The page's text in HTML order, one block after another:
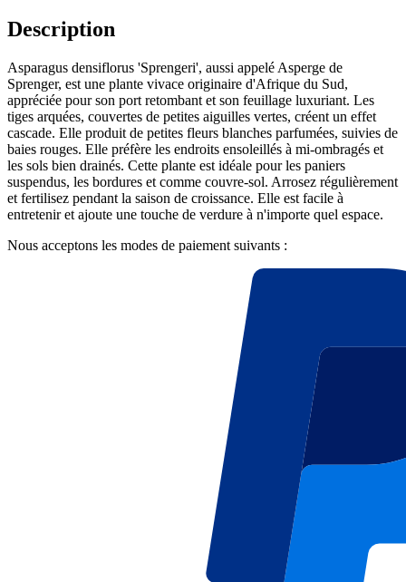
Description
Asparagus densiflorus 'Sprengeri', aussi appelé Asperge de
Sprenger, est une plante vivace originaire d'Afrique du Sud,
appréciée pour son port retombant et son feuillage luxuriant. Les
tiges arquées, couvertes de petites aiguilles vertes, créent un effet
cascade. Elle produit de petites fleurs blanches parfumées, suivies de
baies rouges. Elle préfère les endroits ensoleillés à mi-ombragés et
les sols bien drainés. Cette plante est idéale pour les paniers
suspendus, les bordures et comme couvre-sol. Arrosez régulièrement
et fertilisez pendant la saison de croissance. Elle est facile à
entretenir et ajoute une touche de verdure à n'importe quel espace.
Nous acceptons les modes de paiement suivants :